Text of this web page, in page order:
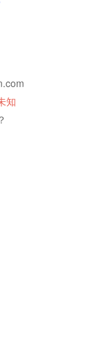
知